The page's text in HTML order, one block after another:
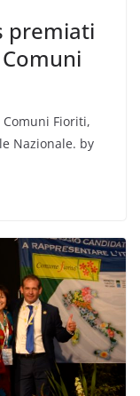
premiati
Fioriti,
Nazionale. by